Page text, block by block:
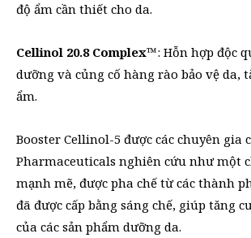
độ ẩm cần thiết cho da.
Cellinol 20.8 Complex™: Hỗn hợp độc
dưỡng và củng cố hàng rào bảo vệ da,
ẩm.
Booster Cellinol-5 được các chuyên gia
Pharmaceuticals nghiên cứu như một
mạnh mẽ, được pha chế từ các thành
đã được cấp bằng sáng chế, giúp tăng
của các sản phẩm dưỡng da.